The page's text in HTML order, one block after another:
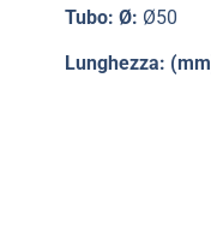
Tubo: Ø: Ø50
Lunghezza: